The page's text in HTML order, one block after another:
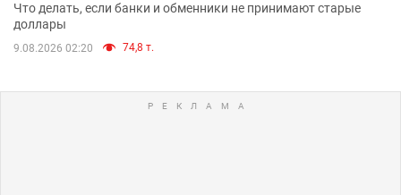
Что делать, если банки и обменники не принимают старые
доллары
9.08.2026 02:20 74,8 т.